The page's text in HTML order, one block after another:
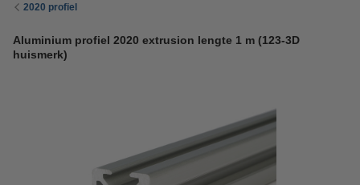
2020 profiel
Aluminium profiel 2020 extrusion lengte 1 m (123-3D
huismerk)